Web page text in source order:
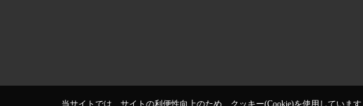
当サイトでは、サイトの利便性向上のため、クッキー(Cookie)を使用していま